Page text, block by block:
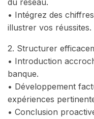
du réseau.
• Intégrez des
illustrer vos réussites.
2. Structurer
• Introduction
banque.
• Développement
expériences
• Conclusion